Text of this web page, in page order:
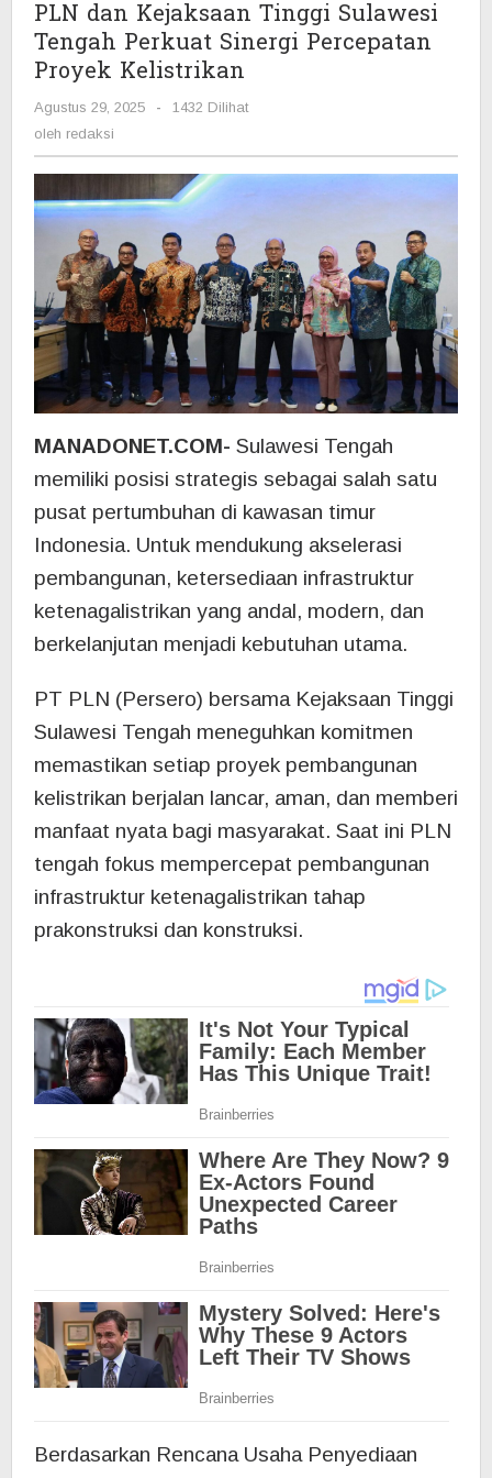
Kelistrikan
PLN dan Kejaksaan Tinggi Sulawesi
Tengah Perkuat Sinergi Percepatan
Proyek Kelistrikan
Agustus 29, 2025
oleh
-
1432 Dilihat
oleh redaksi
MANADONET.COM- Sulawesi Tengah
memiliki posisi strategis sebagai salah satu
pusat pertumbuhan di kawasan timur
Indonesia. Untuk mendukung akselerasi
pembangunan, ketersediaan infrastruktur
ketenagalistrikan yang andal, modern, dan
berkelanjutan menjadi kebutuhan utama.
PT PLN (Persero) bersama Kejaksaan Tinggi
Sulawesi Tengah meneguhkan komitmen
memastikan setiap proyek pembangunan
kelistrikan berjalan lancar, aman, dan memberi
manfaat nyata bagi masyarakat. Saat ini PLN
tengah fokus mempercepat pembangunan
infrastruktur ketenagalistrikan tahap
prakonstruksi dan konstruksi.
Berdasarkan Rencana Usaha Penyediaan